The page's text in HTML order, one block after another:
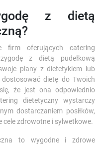
z dietą
firm oferujących catering
z dietą pudełkową
plany z dietetykiem lub
dietę do Twoich
że jest ona odpowiednio
dietetyczny wystarczy
dostarczaniem posiłków,
cele zdrowotne i sylwetkowe.
to wygodne i zdrowe